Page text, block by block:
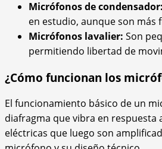
Micrófonos de condensador:
en estudio, aunque son más
Micrófonos lavalier: Son
permitiendo libertad de
¿Cómo funcionan los
El funcionamiento básico de un
diafragma que vibra en respuesta
eléctricas que luego son